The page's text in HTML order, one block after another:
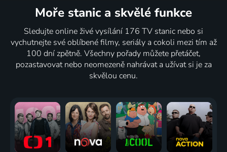
Moře stanic a skvělé funkce
Sledujte online živé vysílání 176 TV stanic nebo si
vychutnejte své oblíbené filmy, seriály a cokoli mezi tím až
100 dní zpětně. Všechny pořady můžete přetáčet,
pozastavovat nebo neomezeně nahrávat a užívat si je za
skvělou cenu.